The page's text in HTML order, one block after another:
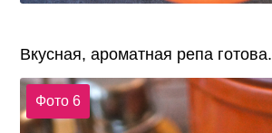
Вкусная, ароматная репа готова.
Фото 6